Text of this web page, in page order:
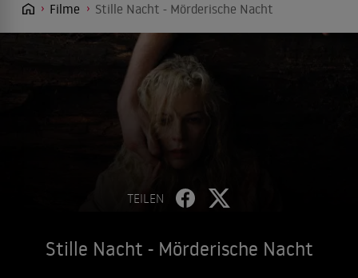
Filme Stille Nacht - Mörderische Nacht
TEILEN
Stille Nacht - Mörderische Nacht